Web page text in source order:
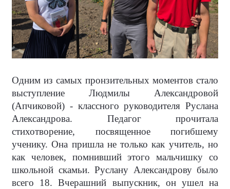
Одним из самых пронзительных моментов стало
выступление Людмилы Александровой
(Апчиковой) - классного руководителя Руслана
Александрова. Педагог прочитала
стихотворение, посвященное погибшему
ученику. Она пришла не только как учитель, но
как человек, помнивший этого мальчишку со
школьной скамьи. Руслану Александрову было
всего 18. Вчерашний выпускник, он ушел на